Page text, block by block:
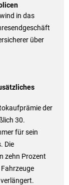
in das
über
der
30.
für sein
Die
zehn Prozent